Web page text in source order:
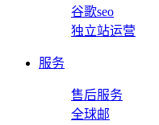
谷歌seo
独立站运营
服务
售后服务
全球邮